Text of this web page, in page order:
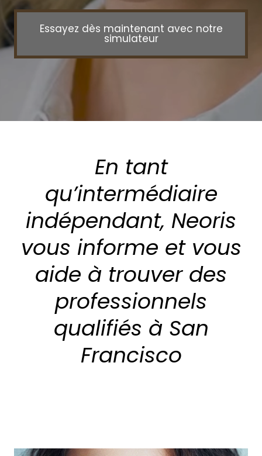
Essayez dès maintenant avec notre
simulateur
En tant
qu’intermédiaire
indépendant, Neoris
vous informe et vous
aide à trouver des
professionnels
qualifiés à San
Francisco